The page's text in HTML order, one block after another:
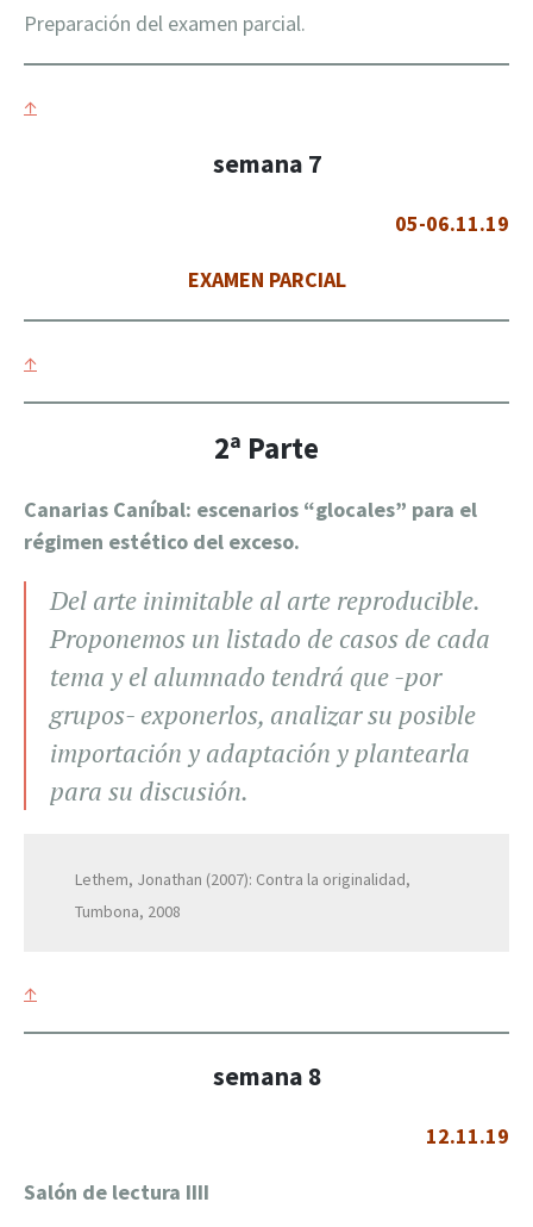
Preparación del examen parcial.
↑
semana 7
05-06.11.19
EXAMEN PARCIAL
↑
2ª Parte
Canarias Caníbal: escenarios “glocales” para el
régimen estético del exceso.
Del arte inimitable al arte reproducible.
Proponemos un listado de casos de cada
tema y el alumnado tendrá que -por
grupos- exponerlos, analizar su posible
importación y adaptación y plantearla
para su discusión.
Lethem, Jonathan (2007): Contra la originalidad,
Tumbona, 2008
↑
semana 8
12.11.19
Salón de lectura IIII